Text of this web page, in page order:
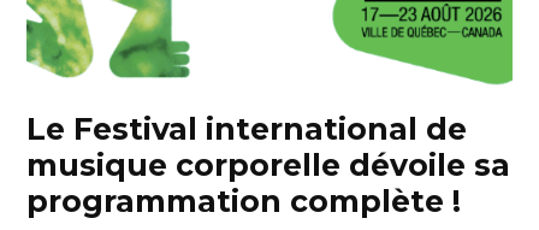
Le Festival international de
musique corporelle dévoile sa
programmation complète !